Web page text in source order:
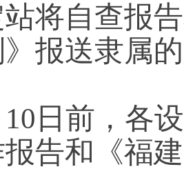
将自查报
报送隶属
日 前，各
告和《福